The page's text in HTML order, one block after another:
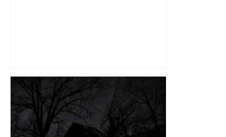
"C'est la reprise des bouchons et c'est
horrible", plus de 17 km de
ralentissements autour de Toulouse ce
jeudi matin, on vous donne les
secteurs à éviter – ladepeche.fr